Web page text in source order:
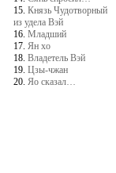
15. Князь Чудотворный
из удела Вэй
16. Младший
17. Ян хо
18. Владетель Вэй
19. Цзы-чжан
20. Яо сказал…